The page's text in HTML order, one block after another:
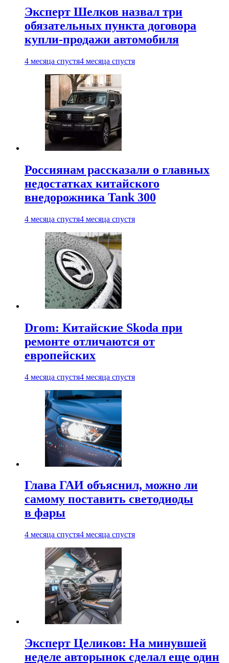
Эксперт Шелков назвал три
обязательных пункта договора
купли-продажи автомобиля
4 месяца спустя4 месяца спустя
Россиянам рассказали о главных
недостатках китайского
внедорожника Tank 300
4 месяца спустя4 месяца спустя
Drom: Китайские Skoda при
ремонте отличаются от
европейских
4 месяца спустя4 месяца спустя
Глава ГАИ объяснил, можно ли
самому поставить светодиоды
в фары
4 месяца спустя4 месяца спустя
Эксперт Целиков: На минувшей
неделе авторынок сделал еще один